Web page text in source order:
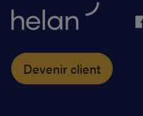
Devenir client